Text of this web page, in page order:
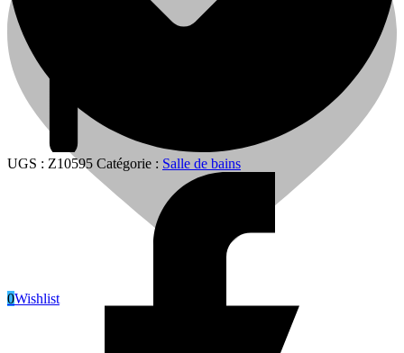
0Wishlist
UGS : Z10595 Catégorie : Salle de bains